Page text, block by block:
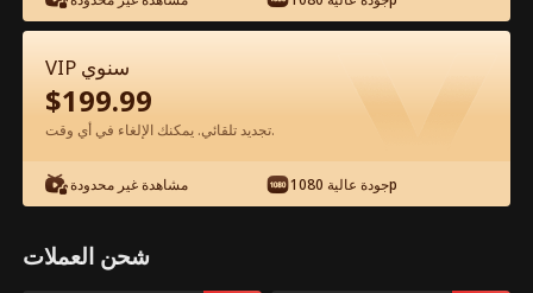
الحلقة 11 - جميلة والخضوع الفيلم كامل
0-49 50-73 جميع الحلقات
VIP سنوي
$199.99
تجديد تلقائي. يمكنك الإلغاء في أي وقت.
مشاهدة غير محدودة جودة عالية 1080p
شحن العملات